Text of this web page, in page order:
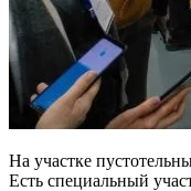
На участке
Есть специальный